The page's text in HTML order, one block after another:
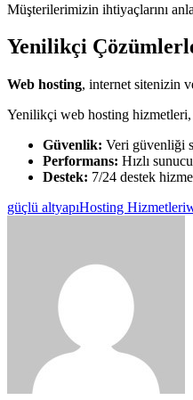
Müşterilerimizin ihtiyaçlarını
Yenilikçi
Web hosting, internet sitenizin
Yenilikçi web hosting hizmetleri,
Güvenlik: Veri güvenliği
Performans: Hızlı
Destek: 7/24 destek
güçlü altyapıHosting Hizmetleri